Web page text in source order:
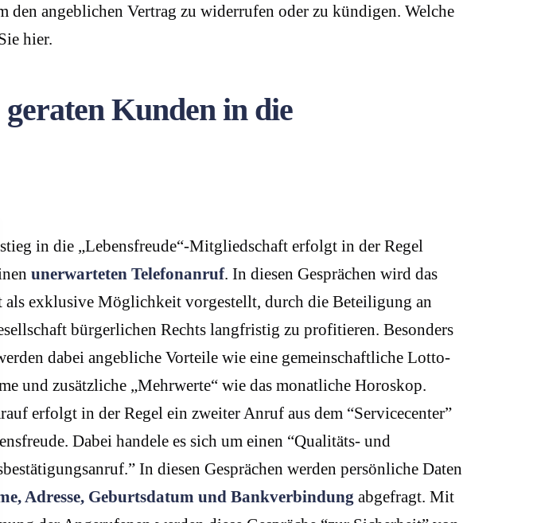
angeblichen Vertrag zu widerrufen oder zu kündigen. Welche
hier.
geraten Kunden in die
in die „Lebensfreude“-Mitgliedschaft erfolgt in der Regel
unerwarteten Telefonanruf. In diesen Gesprächen wird das
als exklusive Möglichkeit vorgestellt, durch die Beteiligung an
bürgerlichen Rechts langfristig zu profitieren. Besonders
dabei angebliche Vorteile wie eine gemeinschaftliche Lotto-
und zusätzliche „Mehrwerte“ wie das monatliche Horoskop.
erfolgt in der Regel ein zweiter Anruf aus dem “Servicecenter”
Dabei handele es sich um einen “Qualitäts- und
In diesen Gesprächen werden persönliche Daten
Adresse, Geburtsdatum und Bankverbindung abgefragt. Mit